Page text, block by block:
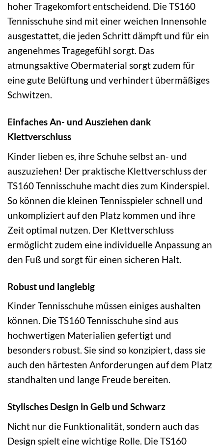
hoher Tragekomfort entscheidend. Die TS160
Tennisschuhe sind mit einer weichen Innensohle
ausgestattet, die jeden Schritt dämpft und für ein
angenehmes Tragegefühl sorgt. Das
atmungsaktive Obermaterial sorgt zudem für
eine gute Belüftung und verhindert übermäßiges
Schwitzen.
Einfaches An- und Ausziehen dank
Klettverschluss
Kinder lieben es, ihre Schuhe selbst an- und
auszuziehen! Der praktische Klettverschluss der
TS160 Tennisschuhe macht dies zum Kinderspiel.
So können die kleinen Tennisspieler schnell und
unkompliziert auf den Platz kommen und ihre
Zeit optimal nutzen. Der Klettverschluss
ermöglicht zudem eine individuelle Anpassung an
den Fuß und sorgt für einen sicheren Halt.
Robust und langlebig
Kinder Tennisschuhe müssen einiges aushalten
können. Die TS160 Tennisschuhe sind aus
hochwertigen Materialien gefertigt und
besonders robust. Sie sind so konzipiert, dass sie
auch den härtesten Anforderungen auf dem Platz
standhalten und lange Freude bereiten.
Stylisches Design in Gelb und Schwarz
Nicht nur die Funktionalität, sondern auch das
Design spielt eine wichtige Rolle. Die TS160